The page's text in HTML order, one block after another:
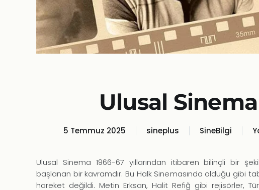
Ulusal Sinema
5 Temmuz 2025 sineplus SineBilgi
Ulusal Sinema 1966-67 yıllarından itibaren bilinçli bir
başlanan bir kavramdır. Bu Halk Sinemasında olduğu gibi
hareket değildi. Metin Erksan, Halit Refiğ gibi rejisörler,